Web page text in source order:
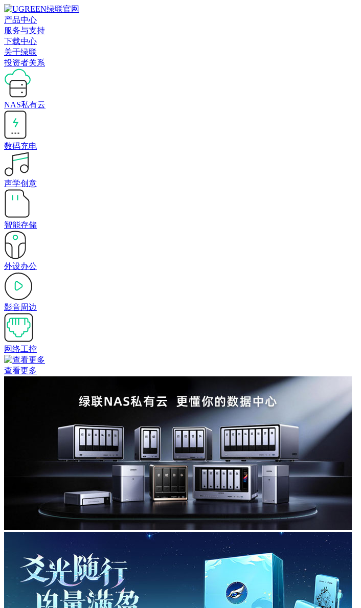
产品中心
服务与支持
下载中心
关于绿联
投资者关系
NAS私有云
数码充电
声学创意
智能存储
外设办公
影音周边
网络工控
查看更多